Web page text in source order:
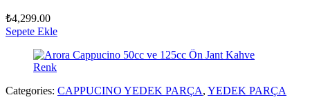
₺4,299.00
Sepete Ekle
Categories: CAPPUCINO YEDEK PARÇA, YEDEK PARÇA